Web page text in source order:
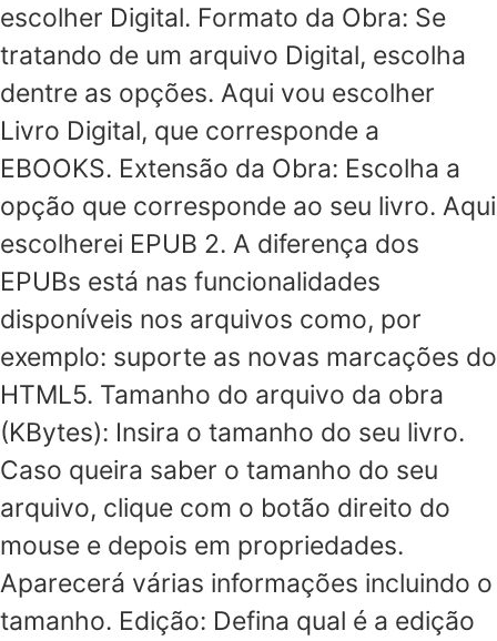
escolher Digital. Formato da Obra: Se
tratando de um arquivo Digital, escolha
dentre as opções. Aqui vou escolher
Livro Digital, que corresponde a
EBOOKS. Extensão da Obra: Escolha a
opção que corresponde ao seu livro. Aqui
escolherei EPUB 2. A diferença dos
EPUBs está nas funcionalidades
disponíveis nos arquivos como, por
exemplo: suporte as novas marcações do
HTML5. Tamanho do arquivo da obra
(KBytes): Insira o tamanho do seu livro.
Caso queira saber o tamanho do seu
arquivo, clique com o botão direito do
mouse e depois em propriedades.
Aparecerá várias informações incluindo o
tamanho. Edição: Defina qual é a edição